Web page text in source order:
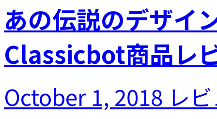
あの伝説のデザイ
Classicbot商品レ
October 1, 2018 レ